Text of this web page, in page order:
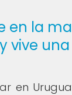
en la
vive
en